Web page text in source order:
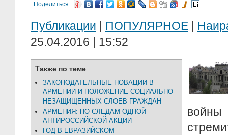
Поделиться
Публикации | ПОПУЛЯРНОЕ |
25.04.2016 | 15:52
Также по теме
ЗАКОНОДАТЕЛЬНЫЕ НОВАЦИИ В
АРМЕНИИ И ПОЛОЖЕНИЕ СОЦИАЛЬНО
НЕЗАЩИЩЕННЫХ СЛОЕВ ГРАЖДАН
АРМЕНИЯ: ПО СЛЕДАМ ОДНОЙ
АНТИРОССИЙСКОЙ АКЦИИ
ГОД В ЕВРАЗИЙСКОМ